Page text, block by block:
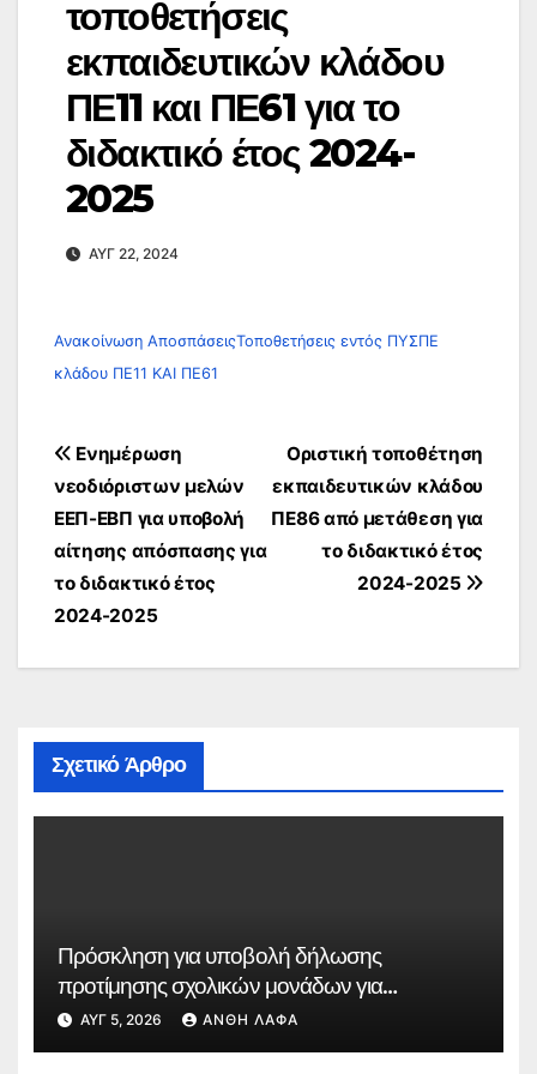
τοποθετήσεις
εκπαιδευτικών κλάδου
ΠΕ11 και ΠΕ61 για το
διδακτικό έτος 2024-
2025
ΑΥΓ 22, 2024
Ανακοίνωση ΑποσπάσειςΤοποθετήσεις εντός ΠΥΣΠΕ
κλάδου ΠΕ11 ΚΑΙ ΠΕ61
Πλοήγηση
άρθρων
Οριστική τοποθέτηση
εκπαιδευτικών κλάδου
ΠΕ86 από μετάθεση για
το διδακτικό έτος
2024-2025
Ενημέρωση
νεοδιόριστων μελών
ΕΕΠ-ΕΒΠ για υποβολή
αίτησης απόσπασης για
το διδακτικό έτος
2024-2025
Σχετικό Άρθρο
Πρόσκληση για υποβολή δήλωσης
προτίμησης σχολικών μονάδων για
συμπλήρωση ωραρίου εκπαιδευτικών
κλάδων ΠΕ91.01 – Θεατρικής Αγωγής, ΠΕ86
ΑΥΓ 5, 2026 ΑΝΘΉ ΛΆΦΑ